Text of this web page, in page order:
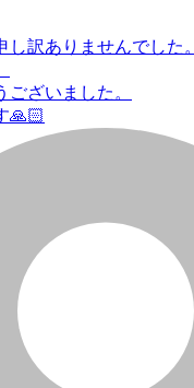
訳ありませんでした。
ざいました。
🙏🏻